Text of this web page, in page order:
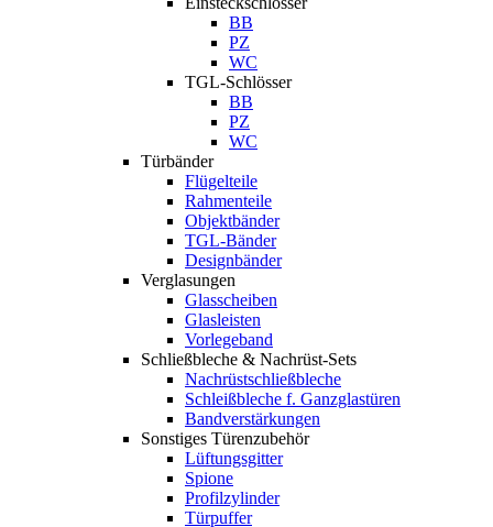
BB
PZ
WC
TGL-Schlösser
BB
PZ
WC
Türbänder
Flügelteile
Rahmenteile
Objektbänder
TGL-Bänder
Designbänder
Verglasungen
Glasscheiben
Glasleisten
Vorlegeband
Schließbleche & Nachrüst-Sets
Nachrüstschließbleche
Schleißbleche f. Ganzglastüren
Bandverstärkungen
Sonstiges Türenzubehör
Lüftungsgitter
Spione
Profilzylinder
Türpuffer